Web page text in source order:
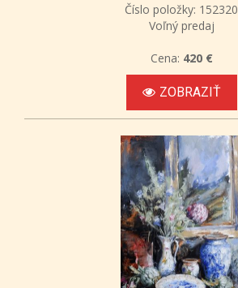
Číslo položky: 152320
Voľný predaj
Cena: 420 €
ZOBRAZIŤ